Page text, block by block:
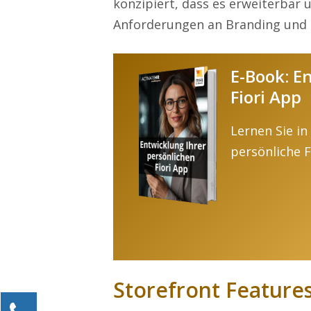
konzipiert, dass es erweiterbar
Anforderungen an Branding
E-Book:
Fiori App
Lernen Sie
persönliche
Storefront